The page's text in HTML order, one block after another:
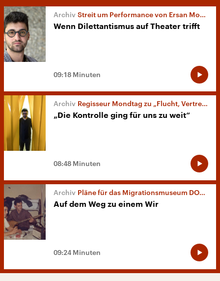
Streit um Performance von Ersan Mondtag
Wenn Dilettantismus auf Theater trifft
09:18 Minuten
Regisseur Mondtag zu „Flucht, Vertreibung, Versöhnung“
„Die Kontrolle ging für uns zu weit“
08:48 Minuten
Pläne für das Migrationsmuseum DOMiD
Auf dem Weg zu einem Wir
09:24 Minuten